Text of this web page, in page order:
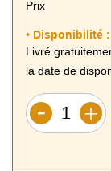
Prix
• Disponibilité :
Livré
la date de